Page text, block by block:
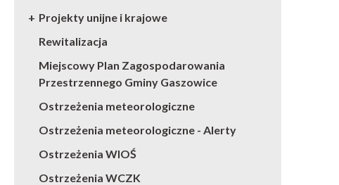
Projekty unijne i krajowe
Rewitalizacja
Miejscowy Plan Zagospodarowania
Przestrzennego Gminy Gaszowice
Ostrzeżenia meteorologiczne
Ostrzeżenia meteorologiczne - Alerty
Ostrzeżenia WIOŚ
Ostrzeżenia WCZK